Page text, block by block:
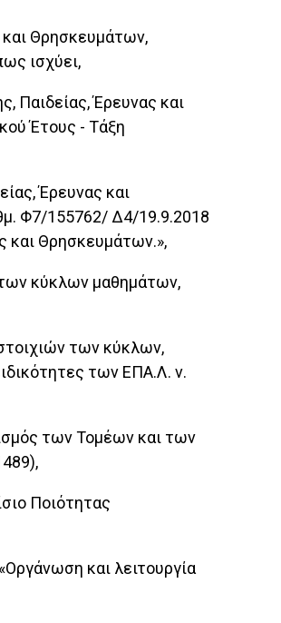
Θρησκευμάτων,
ισχύει,
Παιδείας, Έρευνας και
Έτους - Τάξη
Έρευνας και
Φ7/155762/ Δ4/19.9.2018
και Θρησκευμάτων.»,
κύκλων μαθημάτων,
των κύκλων,
των ΕΠΑ.Λ. ν.
των Τομέων και των
Ποιότητας
και λειτουργία